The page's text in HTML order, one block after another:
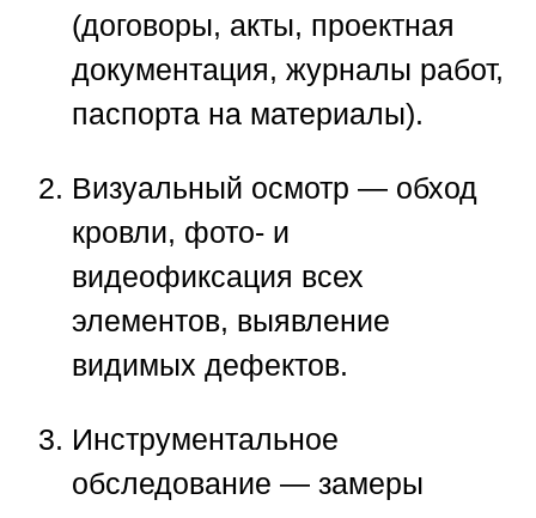
(договоры, акты, проектная
документация, журналы работ,
паспорта на материалы).
Визуальный осмотр — обход
кровли, фото- и
видеофиксация всех
элементов, выявление
видимых дефектов.
Инструментальное
обследование — замеры